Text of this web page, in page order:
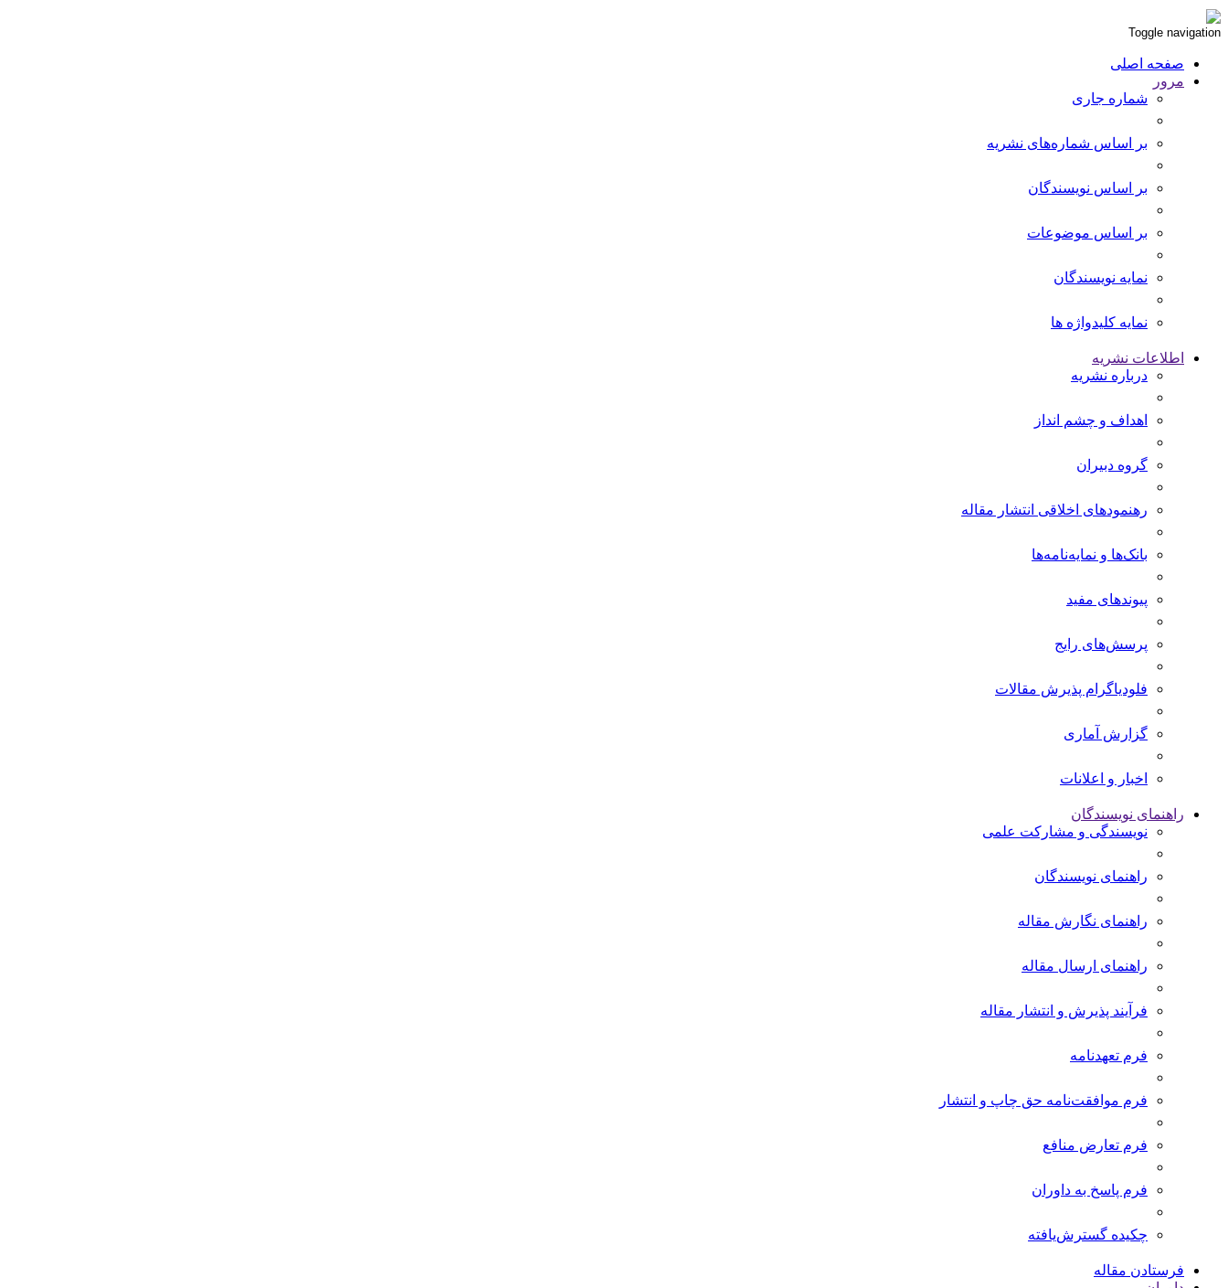
Toggle navigation
صفحه اصلی
مرور
شماره جاری
بر اساس شماره‌های نشریه
بر اساس نویسندگان
بر اساس موضوعات
نمایه نویسندگان
نمایه کلیدواژه ها
اطلاعات نشریه
درباره نشریه
اهداف و چشم انداز
گروه دبیران
رهنمودهای اخلاقی انتشار مقاله
بانک‌ها و نمایه‌‌نامه‌ها
پیوندهای مفید
پرسش‌های رایج
فلودیاگرام پذیرش مقالات
گزارش آماری
اخبار و اعلانات
راهنمای نویسندگان
نویسندگی و مشارکت علمی
راهنمای نویسندگان
راهنمای نگارش مقاله
راهنمای ارسال مقاله
فرآیند پذیرش و انتشار مقاله
فرم تعهدنامه
فرم موافقت‌نامه حق چاپ و انتشار
فرم تعارض منافع
فرم پاسخ به داوران
چکیده گسترش‌یافته
فرستادن مقاله